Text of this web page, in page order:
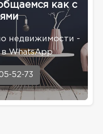
как с
недвижимости -
WhatsApp
52-73